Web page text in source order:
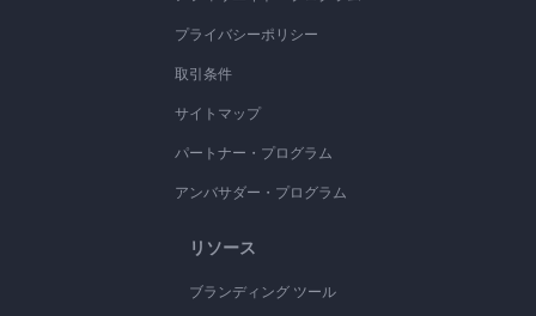
プライバシーポリシー
取引条件
サイトマップ
パートナー・プログラム
アンバサダー・プログラム
リソース
ブランディング ツール